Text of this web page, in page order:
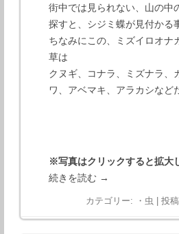
街中では見られない、山の中
探すと、シジミ蝶が見付かる
ちなみにこの、ミズイロオナ
草は
クヌギ、コナラ、ミズナラ、
ワ、アベマキ、アラカシなど
※写真はクリックすると拡大
続きを読む →
カテゴリー: ・虫 | 投